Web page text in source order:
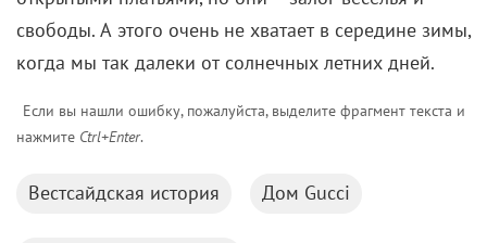
свободы. А этого очень не хватает в середине зимы,
когда мы так далеки от солнечных летних дней.
Если вы нашли ошибку, пожалуйста, выделите фрагмент текста и
нажмите Ctrl+Enter.
Вестсайдская история Дом Gucci